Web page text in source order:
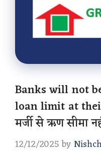
Banks will not
loan limit at
मर्जी से ऋण सीमा
12/12/2025 by